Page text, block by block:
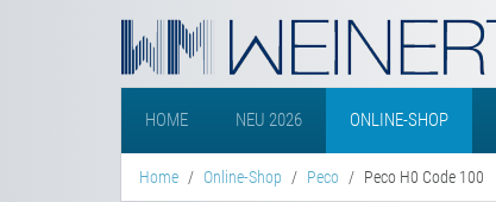
HOME NEU 2026 ONLINE-SHOP
Home Online-Shop Peco Peco H0 Code 100